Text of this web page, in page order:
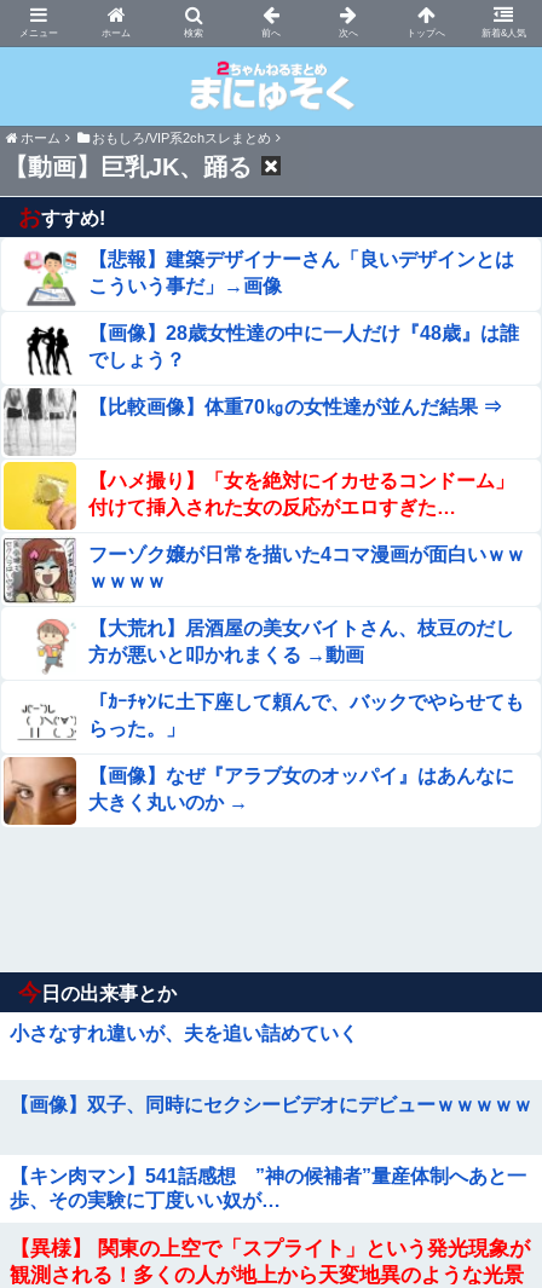
ホーム 新着&人気
まにゅそく 2chまとめニュース速報VIP
ホーム おもしろ/VIP系2chスレまとめ
【動画】巨乳JK、踊る！
おすすめ!
【悲報】建築デザイナーさん「良いデザインとは
こういう事だ」→画像
【画像】28歳女性達の中に一人だけ『48歳』は誰
でしょう？
【比較画像】体重70㎏の女性達が並んだ結果 ⇒
【ハメ撮り】「女を絶対にイカせるコンドーム」
付けて挿入された女の反応がエロすぎた…
フーゾク嬢が日常を描いた4コマ漫画が面白いｗｗ
ｗｗｗｗ
【大荒れ】居酒屋の美女バイトさん、枝豆のだし
方が悪いと叩かれまくる →動画
「ｶｰﾁｬﾝに土下座して頼んで、バックでやらせても
らった。」
【画像】なぜ『アラブ女のオッパイ』はあんなに
大きく丸いのか →
今 日の出来事とか
小さなすれ違いが、夫を追い詰めていく
【画像】双子、同時にセクシービデオにデビューｗｗｗｗｗ
【キン肉マン】541話感想 ”神の候補者”量産体制へあと一
歩、その実験に丁度いい奴が…
【異様】 関東の上空で「スプライト」という発光現象が
観測される！多くの人が地上から天変地異のような光景